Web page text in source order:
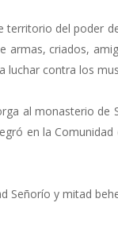
territorio del poder
armas, criados,
luchar contra los
al monasterio de
en la
Señorío y mitad